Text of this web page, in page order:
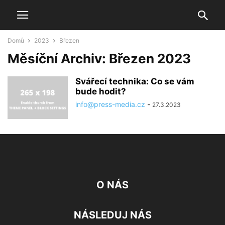
Domů 2023 Březen
Měsíční Archiv: Březen 2023
Svářecí technika: Co se vám
bude hodit?
info@press-media.cz - 27.3.2023
O NÁS
NÁSLEDUJ NÁS